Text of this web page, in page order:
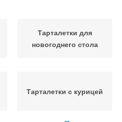
Тарталетки для
новогоднего стола
Тарталетки с курицей